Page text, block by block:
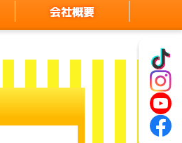
会社概要